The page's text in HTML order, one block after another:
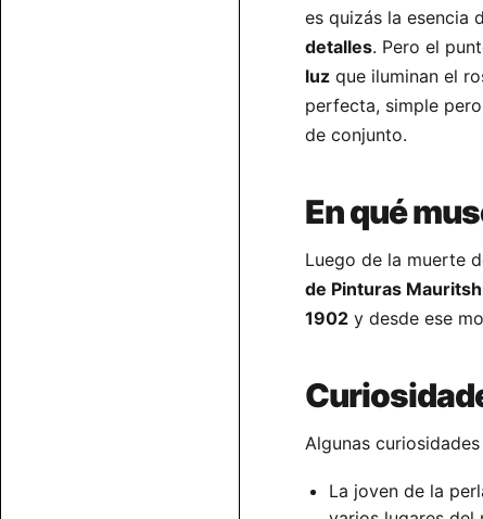
es quizás la esencia
detalles. Pero el
luz que iluminan el
perfecta, simple
de conjunto.
En qué
Luego de la muerte
de Pinturas
1902 y desde ese
Algunas
La joven de la